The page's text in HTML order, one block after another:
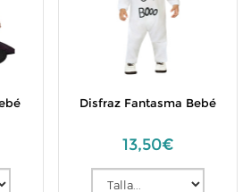
Disfraz Fantasma Bebé
13,50€